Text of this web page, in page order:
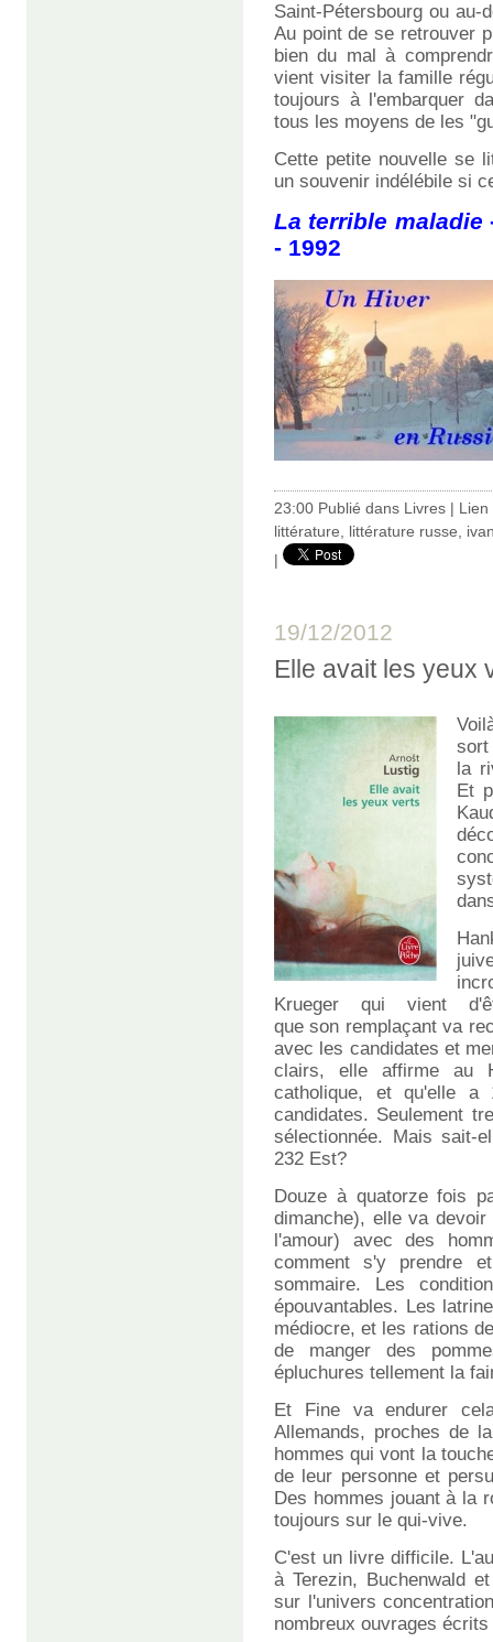
Saint-Pétersbourg ou
Au point de se retrouver
bien du mal à
vient visiter la famille
toujours à l'embarquer
tous les moyens de les
Cette petite nouvelle se
un souvenir indélébile si
La terrible maladie
- 1992
23:00 Publié dans Livres | Lien
littérature
littérature russe
|
19/12/2012
Elle avait les yeux
la
Et
Krueger qui vient
que son remplaçant va
avec les candidates et
clairs, elle affirme au
catholique, et qu'elle
candidates. Seulement
sélectionnée. Mais
232 Est?
Douze à quatorze fois
dimanche), elle va
l'amour) avec des
comment s'y prendre
sommaire. Les
épouvantables. Les
médiocre, et les rations
de manger des
épluchures tellement la
Et Fine va endurer
Allemands, proches de
hommes qui vont la
de leur personne et
Des hommes jouant à la
toujours sur le qui-vive.
C'est un livre difficile.
à Terezin, Buchenwald
sur l'univers
nombreux ouvrages